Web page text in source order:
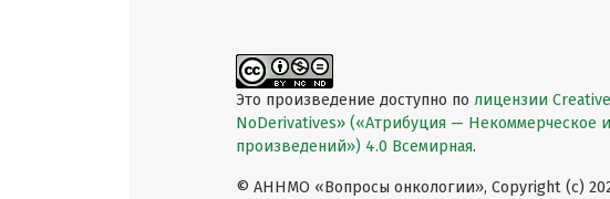
Это произведение доступно по лицензии
NoDerivatives» («Атрибуция — Некоммерческое
произведений») 4.0 Всемирная.
© АННМО «Вопросы онкологии», Copyright (c)